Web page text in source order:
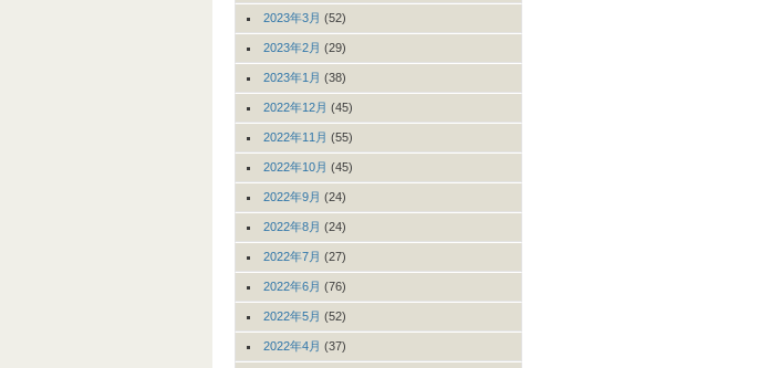
2023年3月 (52)
2023年2月 (29)
2023年1月 (38)
2022年12月 (45)
2022年11月 (55)
2022年10月 (45)
2022年9月 (24)
2022年8月 (24)
2022年7月 (27)
2022年6月 (76)
2022年5月 (52)
2022年4月 (37)